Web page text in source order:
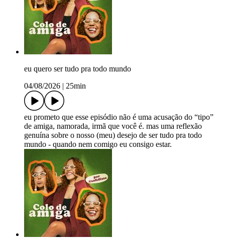
eu quero ser tudo pra todo mundo
04/08/2026
25min
eu prometo que esse episódio não é uma acusação do “tipo”
de amiga, namorada, irmã que você é. mas uma reflexão
genuína sobre o nosso (meu) desejo de ser tudo pra todo
mundo - quando nem comigo eu consigo estar.